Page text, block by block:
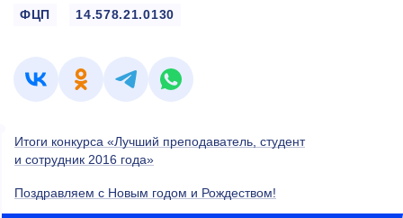
ФЦП 14.578.21.0130
Итоги конкурса «Лучший преподаватель, студент
и сотрудник 2016 года»
Поздравляем с Новым годом и Рождеством!